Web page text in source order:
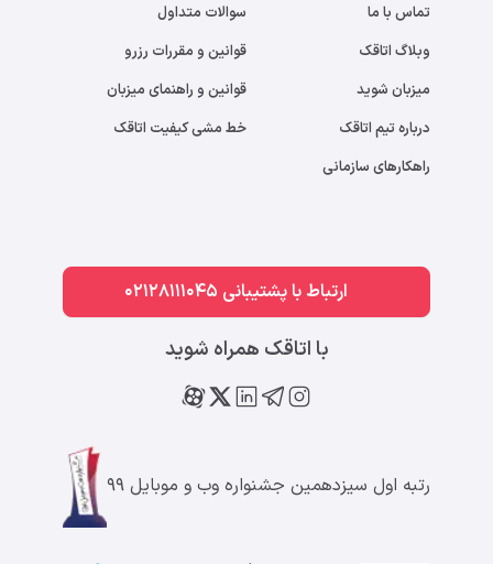
تماس با ما
وبلاگ اتاقک
میزبان شوید
درباره تیم اتاقک
راهکارهای سازمانی
سوالات متداول
قوانین و مقررات رزرو
قوانین و راهنمای میزبان
خط مشی کیفیت اتاقک
ارتباط با پشتیبانی 02128111045
با اتاقک همراه شوید
رتبه اول سیزدهمین جشنواره وب و موبایل ۹۹